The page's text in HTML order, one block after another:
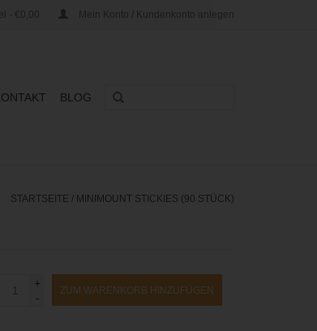
- €0,00 Mein Konto / Kundenkonto anlegen
BLOG
STARTSEITE / MINIMOUNT STICKIES (90 STÜCK)
+
-
ZUM WARENKORB HINZUFÜGEN